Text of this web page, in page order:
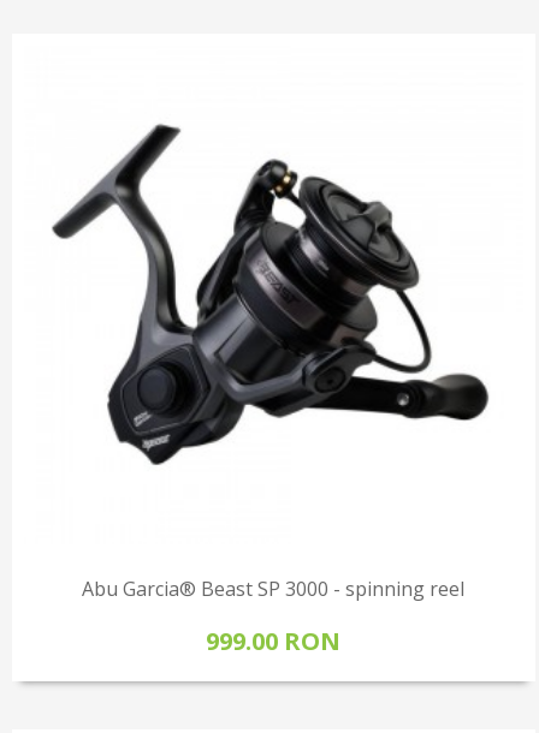
Abu Garcia® Beast SP 3000 - spinning reel
999.00 RON